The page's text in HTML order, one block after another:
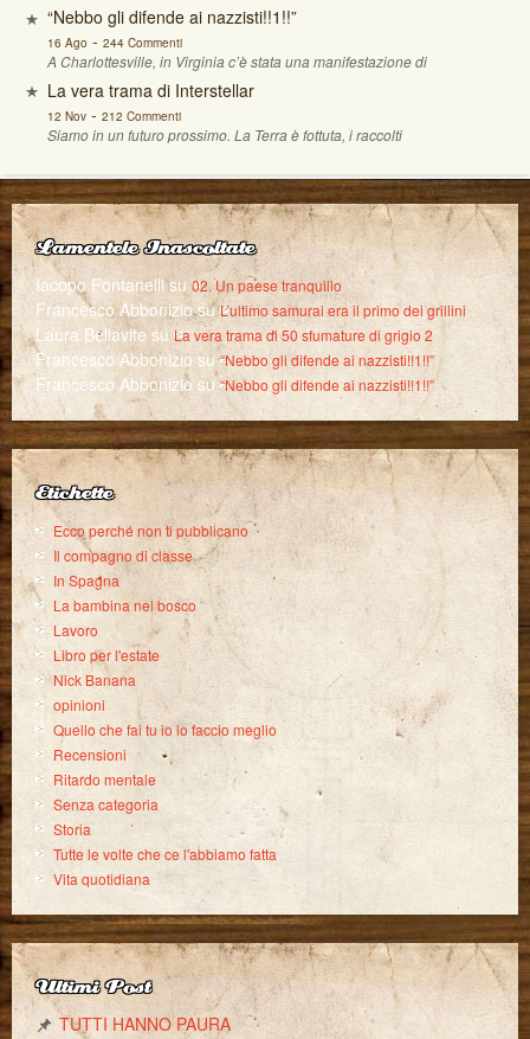
“Nebbo gli difende ai nazzisti!!1!!”
16 Ago - 244 Commenti
A Charlottesville, in Virginia c’è stata una manifestazione di
La vera trama di Interstellar
12 Nov- 212 Commenti
Siamo in un futuro prossimo. La Terra è fottuta, i raccolti
Lamentele Inascoltate
Iacopo Fontanellisu02. Un paese tranquillo
Francesco AbboniziosuL’ultimo samurai era il primo dei grillini
Laura Bellavite su La vera trama di 50 sfumature di grigio 2
Francesco Abbonizio su“Nebbo gli difende ai nazzisti!!1!!”
Francesco Abbonizio su“Nebbo gli difende ai nazzisti!!1!!”
Etichette
Ecco perché non ti pubblicano
Il compagno di classe
In Spagna
La bambina nel bosco
Lavoro
Libro per l'estate
Nick Banana
opinioni
Quello che fai tu io lo faccio meglio
Recensioni
Ritardo mentale
Senza categoria
Storia
Tutte le volte che ce l'abbiamo fatta
Vita quotidiana
Ultimi Post
TUTTI HANNO PAURA